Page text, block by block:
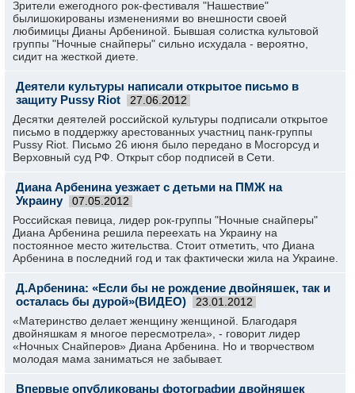
Зрители ежегодного рок-фестиваля "Нашествие"
былишокированы изменениями во внешности своей
любимицы Дианы Арбениной. Бывшая солистка культовой
группы "Ночные снайперы" сильно исхудала - вероятно,
сидит на жесткой диете.
Деятели культуры написали открытое письмо в
защиту Pussy Riot
27.06.2012
Десятки деятелей российской культуры подписали открытое
письмо в поддержку арестованных участниц панк-группы
Pussy Riot. Письмо 26 июня было передано в Мосгорсуд и
Верховный суд РФ. Открыт сбор подписей в Сети.
Диана Арбенина уезжает с детьми на ПМЖ на
Украину
07.05.2012
Российская певица, лидер рок-группы "Ночные снайперы"
Диана Арбенина решила переехать на Украину на
постоянное место жительства. Стоит отметить, что Диана
Арбенина в последний год и так фактически жила на Украине.
Д.Арбенина: «Если бы не рождение двойняшек, так и
осталась бы дурой»(ВИДЕО)
23.01.2012
«Материнство делает женщину женщиной. Благодаря
двойняшкам я многое пересмотрела», - говорит лидер
«Ночных Снайперов» Диана Арбенина. Но и творчеством
молодая мама заниматься не забывает.
Впервые опубликованы фотографии двойняшек